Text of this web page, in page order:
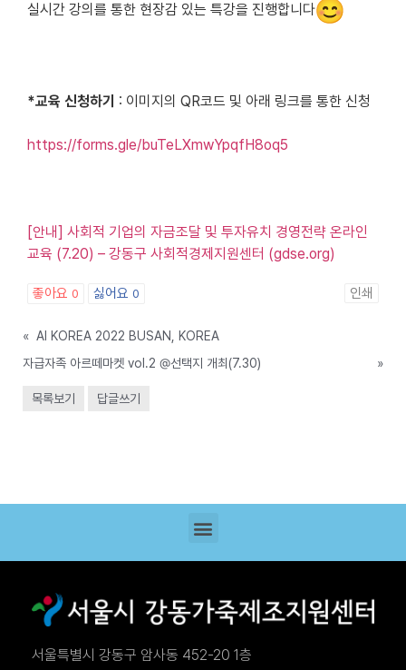
실시간 강의를 통한 현장감 있는 특강을 진행합니다
*교육 신청하기 : 이미지의 QR코드 및 아래 링크를 통한 신청
https://forms.gle/buTeLXmwYpqfH8oq5
[안내] 사회적 기업의 자금조달 및 투자유치 경영전략 온라인
교육 (7.20) – 강동구 사회적경제지원센터 (gdse.org)
좋아요 0 싫어요 0 인쇄
« AI KOREA 2022 BUSAN, KOREA
자급자족 아르떼마켓 vol.2 @선택지 개최(7.30)
»
목록보기 답글쓰기
서울특별시 강동구 암사동 452-20 1층